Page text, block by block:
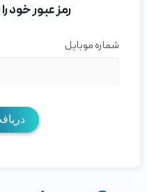
رمز عبور خود
شماره موبایل